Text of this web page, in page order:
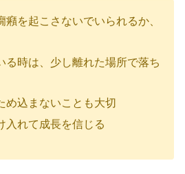
癪を起こさないでいられるか、
る時は、少し離れた場所で落ち
め込まないことも大切
入れて成長を信じる